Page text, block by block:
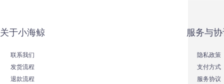
关于小海鲸
联系我们
发货流程
退款流程
服务与
隐私政策
支付方式
服务协议